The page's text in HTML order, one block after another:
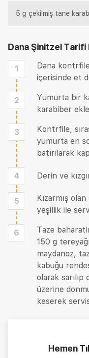
5 g çekilmiş tane
Dana Şinitzel Tarifi
1
Dana
içerisinde et
2
Yumurta bir
karabiber
3
Kontrfile,
yumurta en
batırılarak
4 Derin ve
5
Kızarmış
yeşillik ile
6
Taze
150 g
maydanoz,
kabuğu
olarak
üzerine
keserek
Hemen